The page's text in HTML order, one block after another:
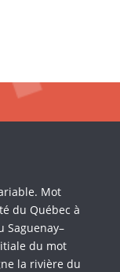
Mot
du Québec à
Saguenay–
du mot
la rivière du